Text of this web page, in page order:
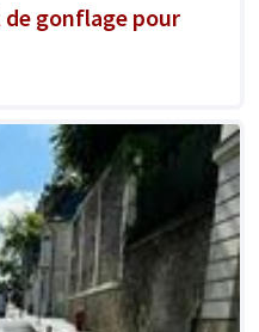
de gonflage pour